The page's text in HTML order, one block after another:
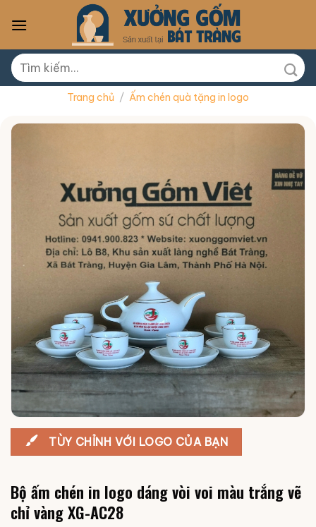
Tìm
kiếm:
Trang chủ / Ấm chén quà tặng in logo
TÙY CHỈNH VỚI LOGO CỦA BẠN
Bộ ấm chén in logo dáng vòi voi màu trắng vẽ
chỉ vàng XG-AC28